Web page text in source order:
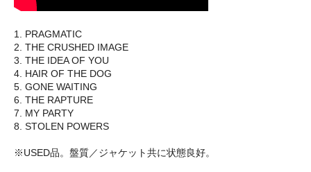
1. PRAGMATIC
2. THE CRUSHED IMAGE
3. THE IDEA OF YOU
4. HAIR OF THE DOG
5. GONE WAITING
6. THE RAPTURE
7. MY PARTY
8. STOLEN POWERS
※USED品。盤質／ジャケット共に状態良好。